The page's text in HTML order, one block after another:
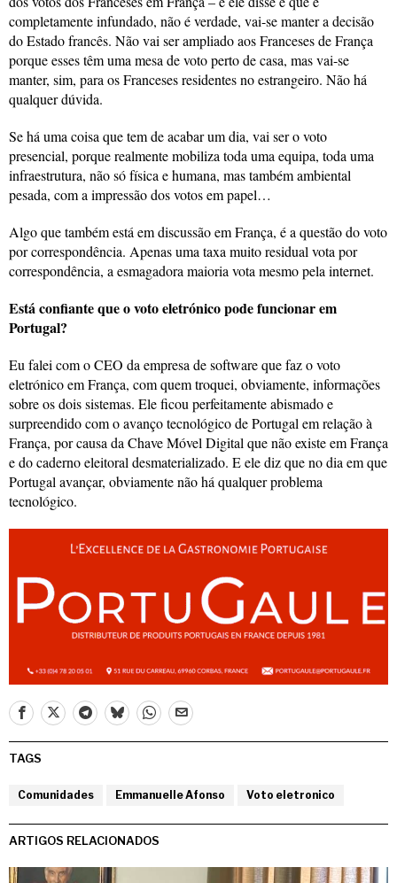
completamente infundado, não é verdade, vai-se manter a decisão
do Estado francês. Não vai ser ampliado aos Franceses de França
porque esses têm uma mesa de voto perto de casa, mas vai-se
manter, sim, para os Franceses residentes no estrangeiro. Não há
qualquer dúvida.
Se há uma coisa que tem de acabar um dia, vai ser o voto
presencial, porque realmente mobiliza toda uma equipa, toda uma
infraestrutura, não só física e humana, mas também ambiental
pesada, com a impressão dos votos em papel…
Algo que também está em discussão em França, é a questão do voto
por correspondência. Apenas uma taxa muito residual vota por
correspondência, a esmagadora maioria vota mesmo pela internet.
Está confiante que o voto eletrónico pode funcionar em
Portugal?
Eu falei com o CEO da empresa de software que faz o voto
eletrónico em França, com quem troquei, obviamente, informações
sobre os dois sistemas. Ele ficou perfeitamente abismado e
surpreendido com o avanço tecnológico de Portugal em relação à
França, por causa da Chave Móvel Digital que não existe em França
e do caderno eleitoral desmaterializado. E ele diz que no dia em que
Portugal avançar, obviamente não há qualquer problema
tecnológico.
TAGS
Comunidades Emmanuelle Afonso Voto eletronico
ARTIGOS RELACIONADOS